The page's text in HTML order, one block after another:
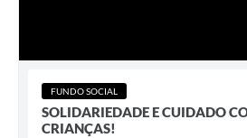
FUNDO SOCIAL
SOLIDARIEDADE E CUIDADO
CRIANÇAS!